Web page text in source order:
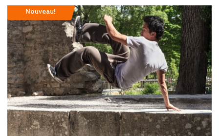
Nouveau!